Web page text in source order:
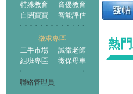
特殊教育
資優教育
自閉寶寶
智能評估
徵求專區
二手市場
誠徵老師
組班專區
徵保母車
聯絡管理員
熱